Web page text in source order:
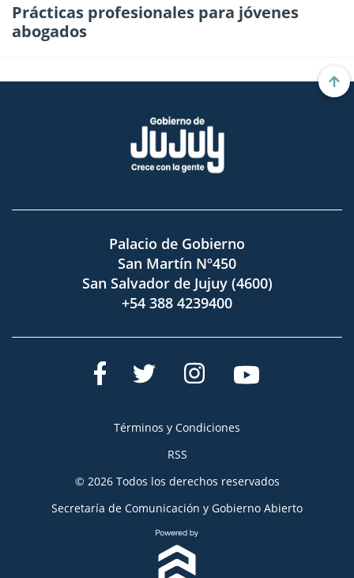
Prácticas profesionales para jóvenes
abogados
Palacio de Gobierno
San Martín Nº450
San Salvador de Jujuy (4600)
+54 388 4239400
Términos y Condiciones
RSS
© 2026 Todos los derechos reservados
Secretaría de Comunicación y Gobierno Abierto